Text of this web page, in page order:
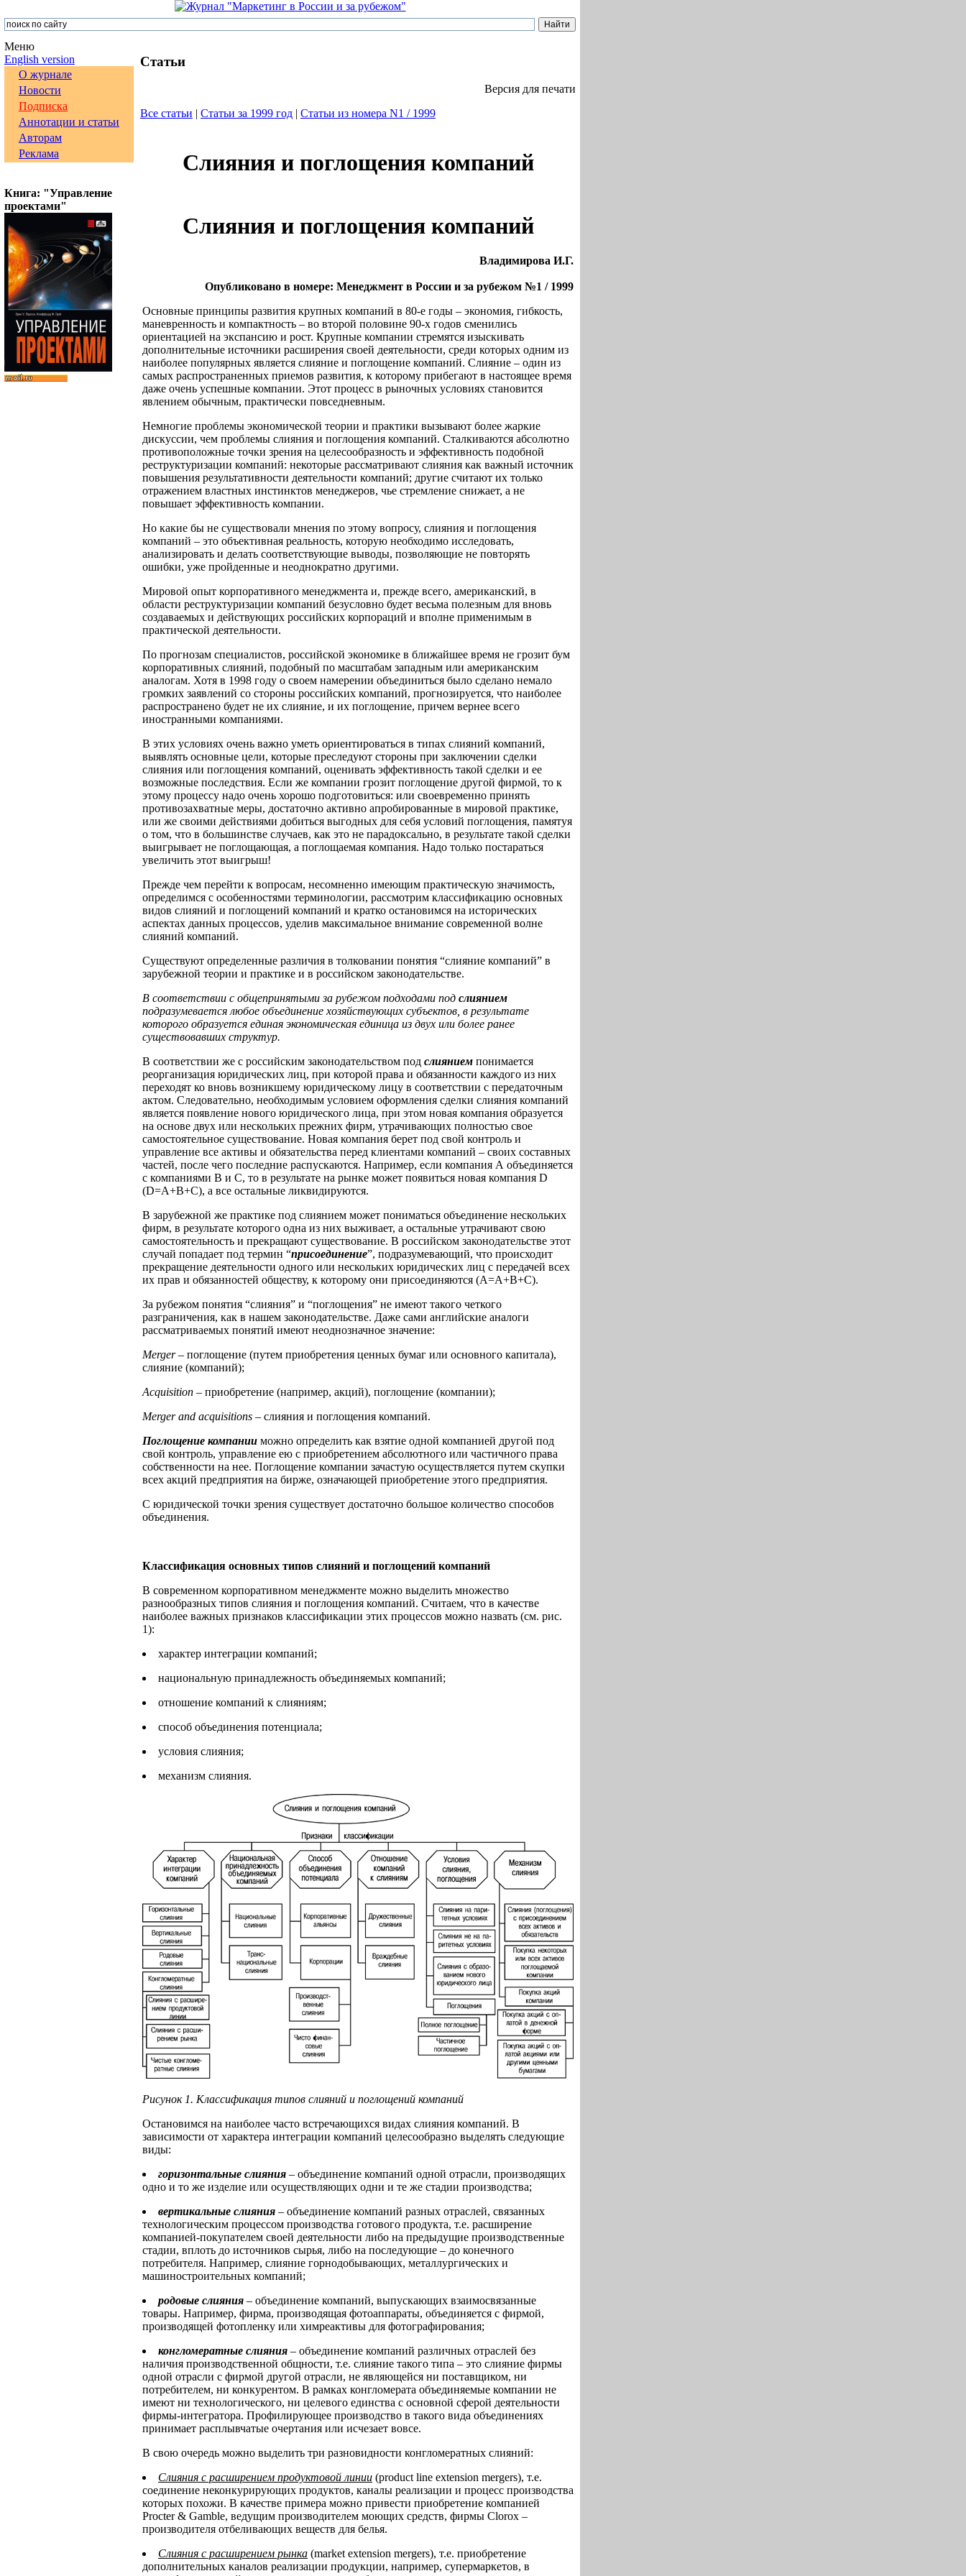
Меню
English version
О журнале
Новости
Подписка
Аннотации и статьи
Авторам
Реклама
Книга: "Управление
проектами"
Статьи
Версия для печати
Все статьи | Статьи за 1999 год | Статьи из номера N1 / 1999
Слияния и поглощения компаний
Слияния и поглощения компаний
Владимирова И.Г.
Опубликовано в номере: Менеджмент в России и за рубежом №1 / 1999
Основные принципы развития крупных компаний в 80-е годы – экономия, гибкость,
маневренность и компактность – во второй половине 90-х годов сменились
ориентацией на экспансию и рост. Крупные компании стремятся изыскивать
дополнительные источники расширения своей деятельности, среди которых одним из
наиболее популярных является слияние и поглощение компаний. Слияние – один из
самых распространенных приемов развития, к которому прибегают в настоящее время
даже очень успешные компании. Этот процесс в рыночных условиях становится
явлением обычным, практически повседневным.
Немногие проблемы экономической теории и практики вызывают более жаркие
дискуссии, чем проблемы слияния и поглощения компаний. Сталкиваются абсолютно
противоположные точки зрения на целесообразность и эффективность подобной
реструктуризации компаний: некоторые рассматривают слияния как важный источник
повышения результативности деятельности компаний; другие считают их только
отражением властных инстинктов менеджеров, чье стремление снижает, а не
повышает эффективность компании.
Но какие бы не существовали мнения по этому вопросу, слияния и поглощения
компаний – это объективная реальность, которую необходимо исследовать,
анализировать и делать соответствующие выводы, позволяющие не повторять
ошибки, уже пройденные и неоднократно другими.
Мировой опыт корпоративного менеджмента и, прежде всего, американский, в
области реструктуризации компаний безусловно будет весьма полезным для вновь
создаваемых и действующих российских корпораций и вполне применимым в
практической деятельности.
По прогнозам специалистов, российской экономике в ближайшее время не грозит бум
корпоративных слияний, подобный по масштабам западным или американским
аналогам. Хотя в 1998 году о своем намерении объединиться было сделано немало
громких заявлений со стороны российских компаний, прогнозируется, что наиболее
распространено будет не их слияние, и их поглощение, причем вернее всего
иностранными компаниями.
В этих условиях очень важно уметь ориентироваться в типах слияний компаний,
выявлять основные цели, которые преследуют стороны при заключении сделки
слияния или поглощения компаний, оценивать эффективность такой сделки и ее
возможные последствия. Если же компании грозит поглощение другой фирмой, то к
этому процессу надо очень хорошо подготовиться: или своевременно принять
противозахватные меры, достаточно активно апробированные в мировой практике,
или же своими действиями добиться выгодных для себя условий поглощения, памятуя
о том, что в большинстве случаев, как это не парадоксально, в результате такой сделки
выигрывает не поглощающая, а поглощаемая компания. Надо только постараться
увеличить этот выигрыш!
Прежде чем перейти к вопросам, несомненно имеющим практическую значимость,
определимся с особенностями терминологии, рассмотрим классификацию основных
видов слияний и поглощений компаний и кратко остановимся на исторических
аспектах данных процессов, уделив максимальное внимание современной волне
слияний компаний.
Существуют определенные различия в толковании понятия “слияние компаний” в
зарубежной теории и практике и в российском законодательстве.
В соответствии с общепринятыми за рубежом подходами под слиянием
подразумевается любое объединение хозяйствующих субъектов, в результате
которого образуется единая экономическая единица из двух или более ранее
существовавших структур.
В соответствии же с российским законодательством под слиянием понимается
реорганизация юридических лиц, при которой права и обязанности каждого из них
переходят ко вновь возникшему юридическому лицу в соответствии с передаточным
актом. Следовательно, необходимым условием оформления сделки слияния компаний
является появление нового юридического лица, при этом новая компания образуется
на основе двух или нескольких прежних фирм, утрачивающих полностью свое
самостоятельное существование. Новая компания берет под свой контроль и
управление все активы и обязательства перед клиентами компаний – своих составных
частей, после чего последние распускаются. Например, если компания А объединяется
с компаниями В и С, то в результате на рынке может появиться новая компания D
(D=А+В+C), а все остальные ликвидируются.
В зарубежной же практике под слиянием может пониматься объединение нескольких
фирм, в результате которого одна из них выживает, а остальные утрачивают свою
самостоятельность и прекращают существование. В российском законодательстве этот
случай попадает под термин “присоединение”, подразумевающий, что происходит
прекращение деятельности одного или нескольких юридических лиц с передачей всех
их прав и обязанностей обществу, к которому они присоединяются (А=А+В+С).
За рубежом понятия “слияния” и “поглощения” не имеют такого четкого
разграничения, как в нашем законодательстве. Даже сами английские аналоги
рассматриваемых понятий имеют неоднозначное значение:
Merger– поглощение (путем приобретения ценных бумаг или основного капитала),
слияние (компаний);
Acquisition – приобретение (например, акций), поглощение (компании);
Merger and acquisitions – слияния и поглощения компаний.
Поглощение компании можно определить как взятие одной компанией другой под
свой контроль, управление ею с приобретением абсолютного или частичного права
собственности на нее. Поглощение компании зачастую осуществляется путем скупки
всех акций предприятия на бирже, означающей приобретение этого предприятия.
С юридической точки зрения существует достаточно большое количество способов
объединения.
Классификация основных типов слияний и поглощений компаний
В современном корпоративном менеджменте можно выделить множество
разнообразных типов слияния и поглощения компаний. Считаем, что в качестве
наиболее важных признаков классификации этих процессов можно назвать (см. рис.
1):
характер интеграции компаний;
национальную принадлежность объединяемых компаний;
отношение компаний к слияниям;
способ объединения потенциала;
условия слияния;
механизм слияния.
Рисунок 1. Классификация типов слияний и поглощений компаний
Остановимся на наиболее часто встречающихся видах слияния компаний. В
зависимости от характера интеграции компаний целесообразно выделять следующие
виды:
горизонтальные слияния – объединение компаний одной отрасли, производящих
одно и то же изделие или осуществляющих одни и те же стадии производства;
вертикальные слияния – объединение компаний разных отраслей, связанных
технологическим процессом производства готового продукта, т.е. расширение
компанией-покупателем своей деятельности либо на предыдущие производственные
стадии, вплоть до источников сырья, либо на последующие – до конечного
потребителя. Например, слияние горнодобывающих, металлургических и
машиностроительных компаний;
родовые слияния – объединение компаний, выпускающих взаимосвязанные
товары. Например, фирма, производящая фотоаппараты, объединяется с фирмой,
производящей фотопленку или химреактивы для фотографирования;
конгломератные слияния – объединение компаний различных отраслей без
наличия производственной общности, т.е. слияние такого типа – это слияние фирмы
одной отрасли с фирмой другой отрасли, не являющейся ни поставщиком, ни
потребителем, ни конкурентом. В рамках конгломерата объединяемые компании не
имеют ни технологического, ни целевого единства с основной сферой деятельности
фирмы-интегратора. Профилирующее производство в такого вида объединениях
принимает расплывчатые очертания или исчезает вовсе.
В свою очередь можно выделить три разновидности конгломератных слияний:
Слияния с расширением продуктовой линии (product line extension mergers), т.е.
соединение неконкурирующих продуктов, каналы реализации и процесс производства
которых похожи. В качестве примера можно привести приобретение компанией
Procter & Gamble, ведущим производителем моющих средств, фирмы Clorox –
производителя отбеливающих веществ для белья.
Слияния с расширением рынка (market extension mergers), т.е. приобретение
дополнительных каналов реализации продукции, например, супермаркетов, в